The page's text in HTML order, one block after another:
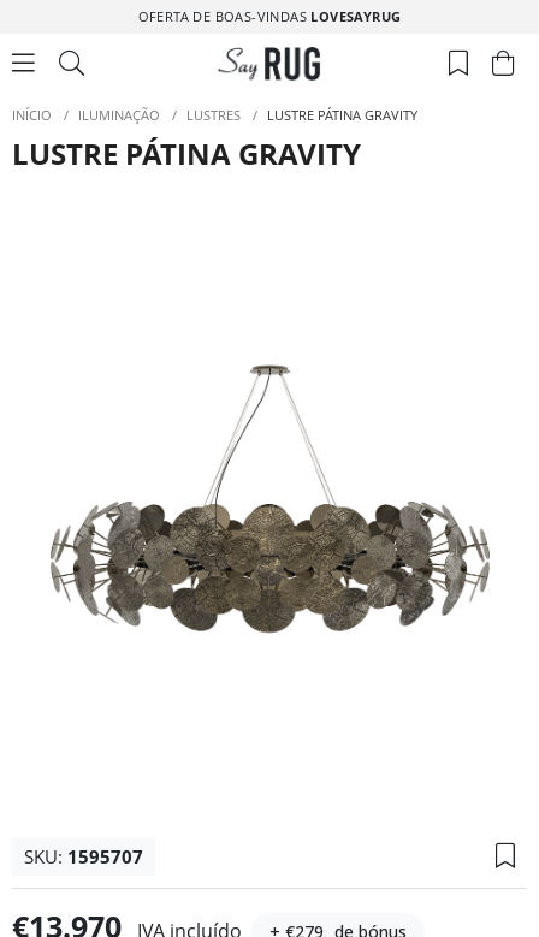
OFERTA DE BOAS-VINDAS LOVESAYRUG
INÍCIO / ILUMINAÇÃO / LUSTRES / LUSTRE PÁTINA GRAVITY
LUSTRE PÁTINA GRAVITY
SKU: 1595707
€13.970 IVA incluído + €279 de bónus